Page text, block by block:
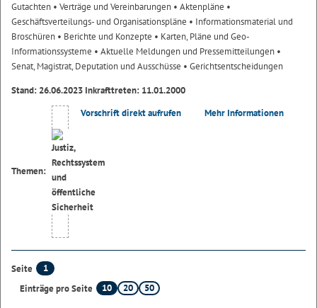
Gutachten • Verträge und Vereinbarungen • Aktenpläne •
Geschäftsverteilungs- und Organisationspläne • Informationsmaterial und
Broschüren • Berichte und Konzepte • Karten, Pläne und Geo-
Informationssysteme • Aktuelle Meldungen und Pressemitteilungen •
Senat, Magistrat, Deputation und Ausschüsse • Gerichtsentscheidungen
Stand: 26.06.2023 Inkrafttreten: 11.01.2000
Themen:
Vorschrift direkt aufrufen Mehr Informationen
Seite
1
Einträge pro Seite
10 20 50